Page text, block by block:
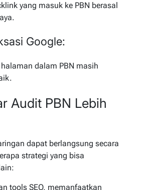
yang masuk ke PBN berasal
Google:
dalam PBN masih
Audit PBN Lebih
dapat berlangsung secara
strategi yang bisa
tools SEO, memanfaatkan